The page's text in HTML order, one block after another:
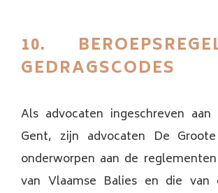
10.
GEDRAGSCODES
Als advocaten ingeschreven
Gent, zijn advocaten De
onderworpen aan de
van Vlaamse Balies en die van